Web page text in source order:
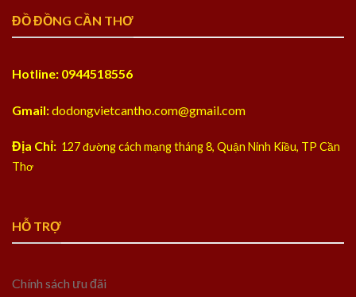
ĐỒ ĐỒNG CẦN THƠ
Hotline: 0944518556
Gmail:dodongvietcantho.com@gmail.com
Địa Chỉ: 127 đường cách mạng tháng 8, Quận Ninh Kiều, TP Cần
Thơ
HỖ TRỢ
Chính sách ưu đãi